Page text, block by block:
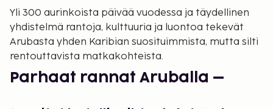
Yli 300 aurinkoista päivää vuodessa ja täydellinen
yhdistelmä rantoja, kulttuuria ja luontoa tekevät
Arubasta yhden Karibian suosituimmista, mutta silti
rentouttavista matkakohteista.
Parhaat rannat Aruballa –